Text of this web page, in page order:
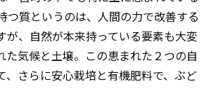
つ質というのは、人間の力で改善する
が、自然が本来持っている要素も大変
た気候と土壌。この恵まれた２つの自
、さらに安心栽培と有機肥料で、ぶど